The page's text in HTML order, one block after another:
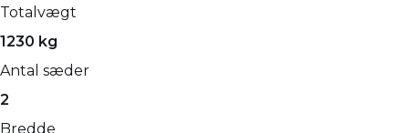
Totalvægt
1230 kg
Antal sæder
2
Bredde